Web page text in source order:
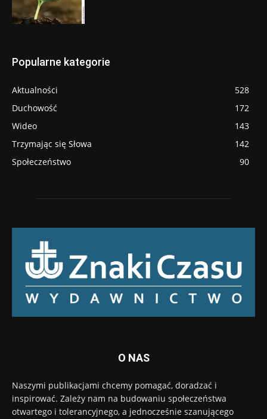
Popularne kategorie
Aktualności
528
Duchowość
172
Wideo
143
Trzymając się Słowa
142
Społeczeństwo
90
O NAS
Naszymi publikacjami chcemy pomagać, doradzać i
inspirować. Zależy nam na budowaniu społeczeństwa
otwartego i tolerancyjnego, a jednocześnie szanującego